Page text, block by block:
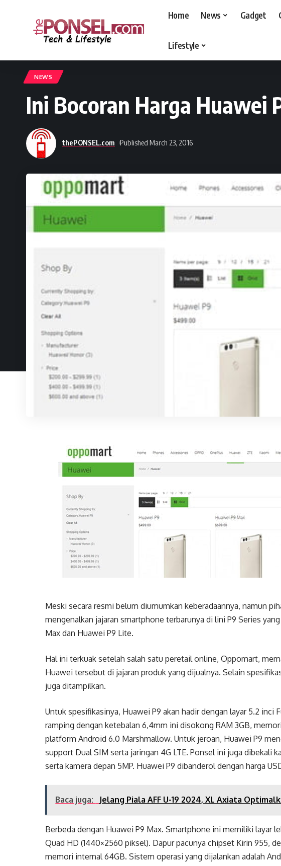
Home News Gadget
Lifestyle
NEWS
Ini Bocoran Harga Huawei
thePONSEL.com Published March 23, 2016
Meski secara resmi belum diumumkan keberadaannya, namun
mengenalkan jajaran smartphone terbarunya di lini P9 Series
Max dan Huawei P9 Lite.
Hal ini terkuak setelah salah satu peretail online, Oppomart,
Huawei tersebut di jajaran produk yang dijualnya. Selain
juga ditampilkan.
Untuk spesifikasinya, Huawei P9 akan hadir dengan layar 5.2 inci
ramping dengan ketebalan 6,4mm ini disokong RAM 3GB,
platform Android 6.0 Marshmallow. Untuk jeroan, Huawei P9
support Dual SIM serta jaringan 4G LTE. Ponsel ini juga dibekali
serta kamera depan 5MP. Huawei P9 dibanderol dengan harga
Baca juga: Jelang Piala AFF U-19 2024, XL Axiata
Berbeda dengan Huawei P9 Max. Smartphone ini memiliki layar
Quad HD (1440×2560 piksel). Dapur pacunya chipset Kirin 955,
memori internal 64GB. Sistem operasi yang dijalankan adalah